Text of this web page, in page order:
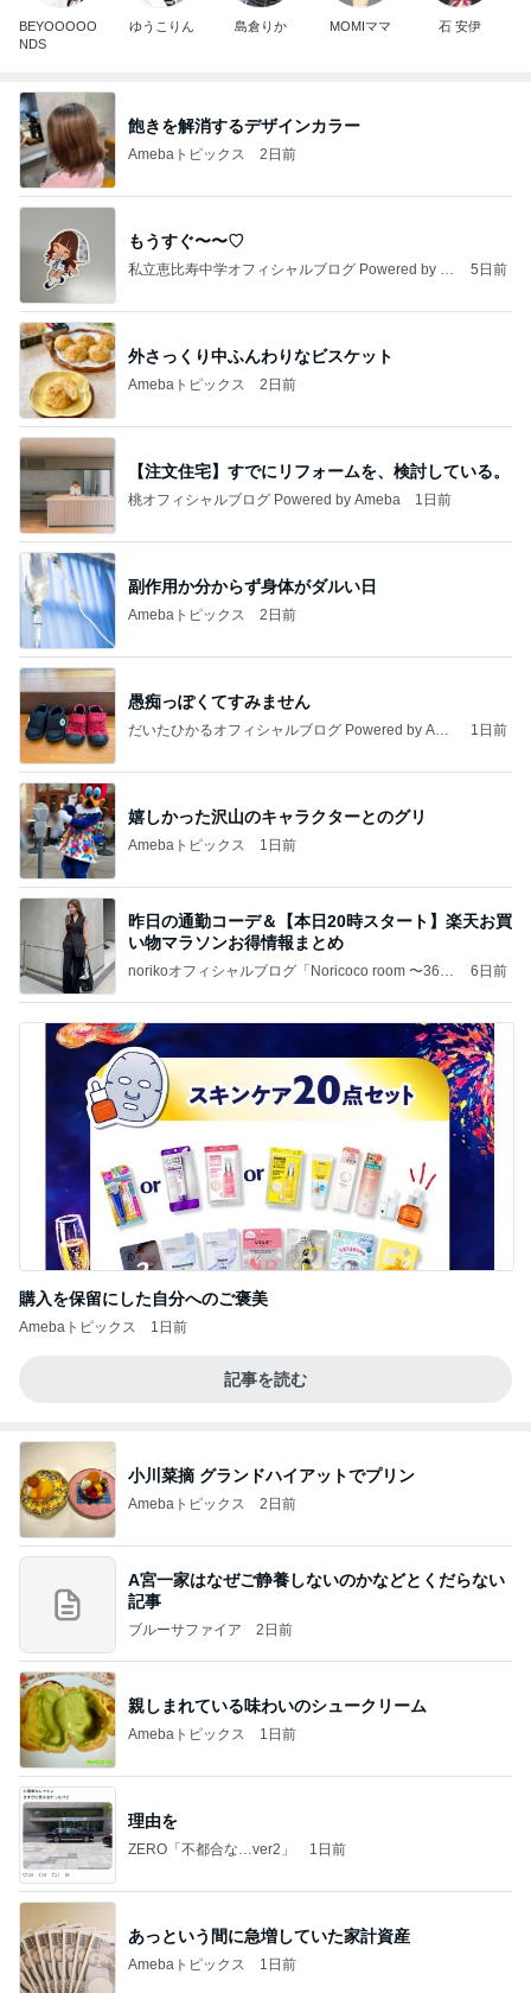
BEYOOOOO
NDS
ゆうこりん 島倉りか MOMIママ 石 安伊
飽きを解消するデザインカラー
Amebaトピックス 2日前
もうすぐ〜〜♡
私立恵比寿中学オフィシャルブログ Powered by A
5日前
外さっくり中ふんわりなビスケット
Amebaトピックス 2日前
【注文住宅】すでにリフォームを、検討している。
桃オフィシャルブログ Powered by Ameba 1日前
副作用か分からず身体がダルい日
Amebaトピックス 2日前
愚痴っぽくてすみません
だいたひかるオフィシャルブログ Powered by Ame
1日前
嬉しかった沢山のキャラクターとのグリ
Amebaトピックス 1日前
昨日の通勤コーデ＆【本日20時スタート】楽天お買
い物マラソンお得情報まとめ
norikoオフィシャルブログ「Noricoco room 〜365
6日前
購入を保留にした自分へのご褒美
Amebaトピックス 1日前
記事を読む
小川菜摘 グランドハイアットでプリン
Amebaトピックス 2日前
A宮一家はなぜご静養しないのかなどとくだらない
記事
ブルーサファイア 2日前
親しまれている味わいのシュークリーム
Amebaトピックス 1日前
理由を
ZERO「不都合な…ver2」 1日前
あっという間に急増していた家計資産
Amebaトピックス 1日前